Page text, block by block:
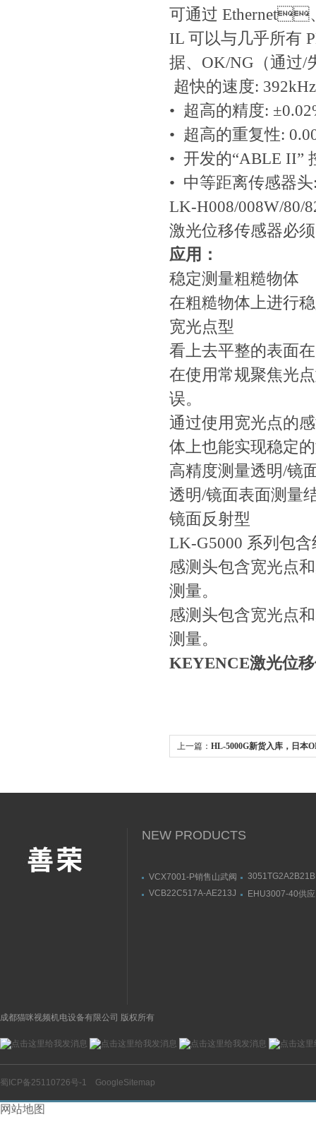
可通过 Ethernet
IL 可以与几乎所有
据、OK/NG（通过/
超快的速度:
• 超高的精度:
• 超高的重复性:
• 开发的“ABLE II”
• 中等距离传感器
LK-H008/008W/80/
激光位移传感器必须同
应用：
稳定测量粗糙物体
在粗糙物体上进行
宽光点型
看上去平整的表面在
在使用常规聚焦光点
误。
通过使用宽光点的感
体上也能实现稳定的
高精度测量透明/镜
透明/镜面表面测量
镜面反射型
LK-G5000 系列包含
感测头包含宽光点和
测量。
感测头包含宽光点和
测量。
KEYENCE激光位
上一篇： HL-5000G新货入库，日
NEW PRODUCTS
VCX7001-P销售山武阀
位开关,AZBIL安装尺寸
器,ROSEMOUNT
VCB22C517A-AE213J
EHU3007-40供应
成都猫咪视频机电设备有限公司 版权所有
蜀ICP备25110726号-1 GoogleSitemap
网站地图